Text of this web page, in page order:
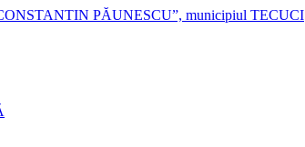
PĂUNESCU”, municipiul TECUCI